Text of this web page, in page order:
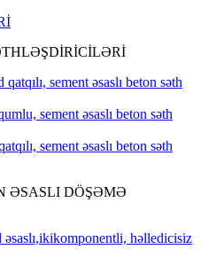
sement əsaslı beton səth
sement əsaslı beton səth
sement əsaslı beton səth
ƏSASLI DÖŞƏMƏ
həlledicisiz